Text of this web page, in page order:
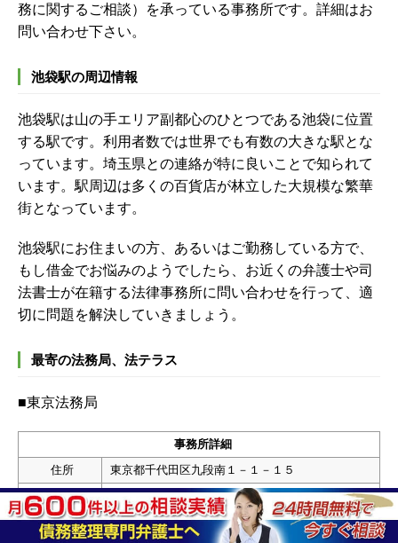
務に関するご相談）を承っている事務所です。詳細はお
問い合わせ下さい。
池袋駅の周辺情報
池袋駅は山の手エリア副都心のひとつである池袋に位置
する駅です。利用者数では世界でも有数の大きな駅とな
っています。埼玉県との連絡が特に良いことで知られて
います。駅周辺は多くの百貨店が林立した大規模な繁華
街となっています。
池袋駅にお住まいの方、あるいはご勤務している方で、
もし借金でお悩みのようでしたら、お近くの弁護士や司
法書士が在籍する法律事務所に問い合わせを行って、適
切に問題を解決していきましょう。
最寄の法務局、法テラス
■東京法務局
事務所詳細
住所
東京都千代田区九段南１－１－１５
電話
03-5213-1234
業務時間
平日8:30～17:15